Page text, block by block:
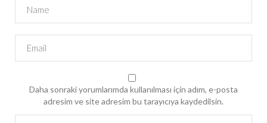
Daha sonraki yorumlarımda kullanılması için adım, e-posta
adresim ve site adresim bu tarayıcıya kaydedilsin.